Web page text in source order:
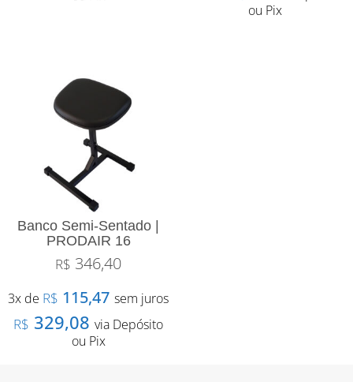
ou Pix
Banco Semi-Sentado |
PRODAIR 16
R$ 346,40
3x de R$ 115,47 sem juros
R$ 329,08 via Depósito
ou Pix